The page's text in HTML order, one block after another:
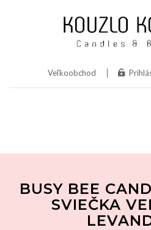
Veľkoobchod
BUSY BEE
SVIEČKA